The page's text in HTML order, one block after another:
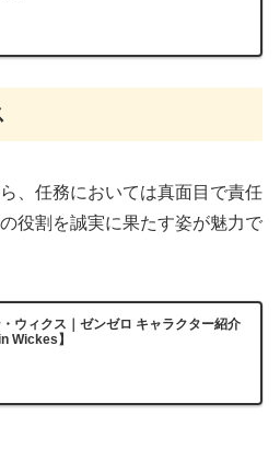
、任務においては真面目で責任
役割を誠実に果たす姿が魅力で
ウィクス｜ゼンゼロ キャラクター紹介
Wickes】